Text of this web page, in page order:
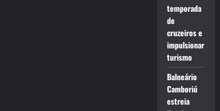
temporada
de
cruzeiros e
impulsionar
turismo
Balneário
Camboriú
estreia